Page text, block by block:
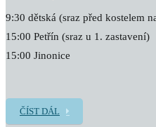
9:30 dětská (sraz před kostelem
15:00 Petřín (sraz u 1. zastavení)
15:00 Jinonice
ČÍST DÁL